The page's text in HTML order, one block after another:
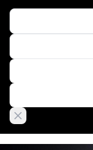
Close banner